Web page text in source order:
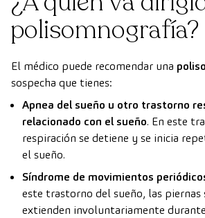
polisomnografía?
El médico puede recomendar una
sospecha que tienes:
Apnea del sueño u otro trastorno
relacionado con el sueño. En este
respiración se detiene y se inicia
el sueño.
Síndrome de movimientos
este trastorno del sueño, las piernas
extienden involuntariamente